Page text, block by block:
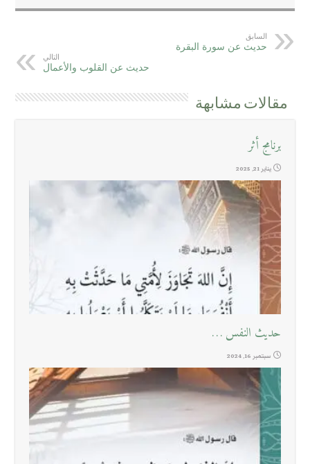
السابق
حديث عن سورة البقرة
التالي
حديث عن القلوب والأعمال
مقالات مشابهة
برنامج أثر
يناير 21, 2025
حديث النفس …
سبتمبر 16, 2024